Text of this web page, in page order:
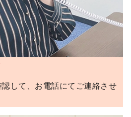
して、お電話にてご連絡させ